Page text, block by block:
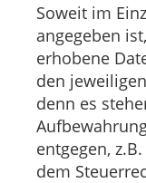
Soweit im
angegeben
erhobene
den
denn es
entgegen,
dem